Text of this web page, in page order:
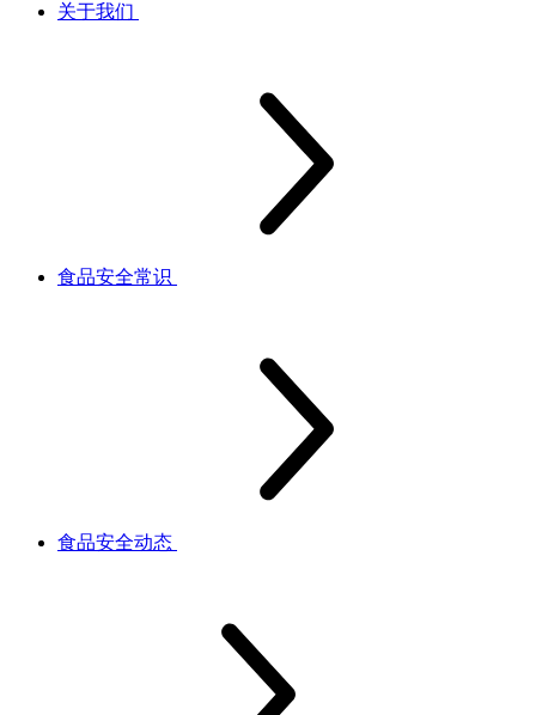
关于我们
食品安全常识
食品安全动态